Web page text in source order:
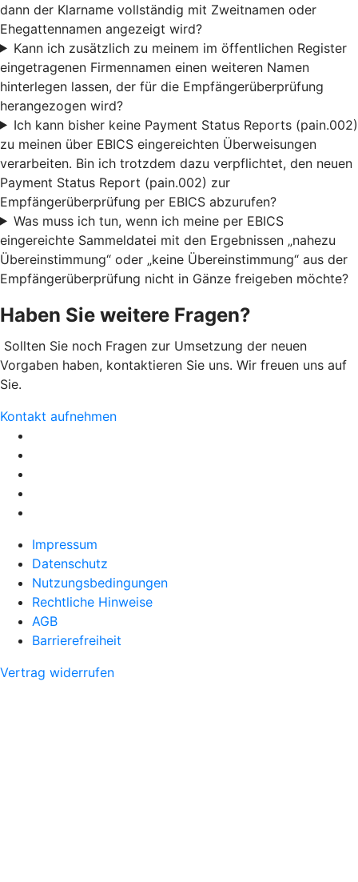
dann der Klarname vollständig mit Zweitnamen oder
Ehegattennamen angezeigt wird?
Kann ich zusätzlich zu meinem im öffentlichen Register
eingetragenen Firmennamen einen weiteren Namen
hinterlegen lassen, der für die Empfängerüberprüfung
herangezogen wird?
Ich kann bisher keine Payment Status Reports (pain.002)
zu meinen über EBICS eingereichten Überweisungen
verarbeiten. Bin ich trotzdem dazu verpflichtet, den neuen
Payment Status Report (pain.002) zur
Empfängerüberprüfung per EBICS abzurufen?
Was muss ich tun, wenn ich meine per EBICS
eingereichte Sammeldatei mit den Ergebnissen „nahezu
Übereinstimmung“ oder „keine Übereinstimmung“ aus der
Empfängerüberprüfung nicht in Gänze freigeben möchte?
Haben Sie weitere Fragen?
Sollten Sie noch Fragen zur Umsetzung der neuen
Vorgaben haben, kontaktieren Sie uns. Wir freuen uns auf
Sie.
Kontakt aufnehmen
Impressum
Datenschutz
Nutzungsbedingungen
Rechtliche Hinweise
AGB
Barrierefreiheit
Vertrag widerrufen